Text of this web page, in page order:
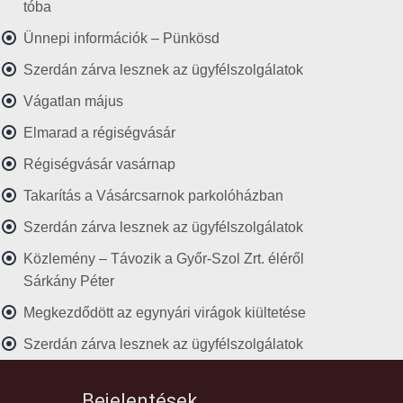
tóba
Ünnepi információk – Pünkösd
Szerdán zárva lesznek az ügyfélszolgálatok
Vágatlan május
Elmarad a régiségvásár
Régiségvásár vasárnap
Takarítás a Vásárcsarnok parkolóházban
Szerdán zárva lesznek az ügyfélszolgálatok
Közlemény – Távozik a Győr-Szol Zrt. éléről
Sárkány Péter
Megkezdődött az egynyári virágok kiültetése
Szerdán zárva lesznek az ügyfélszolgálatok